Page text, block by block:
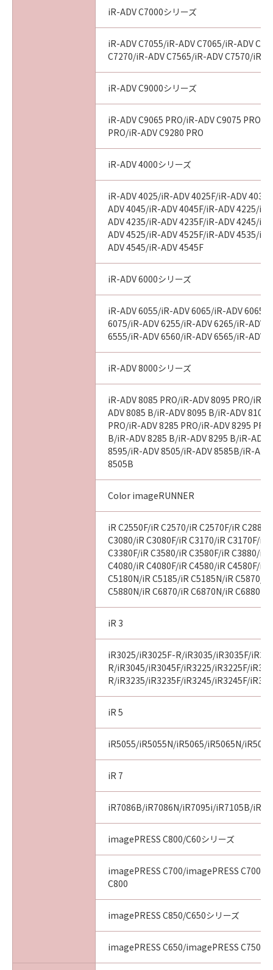
iR-ADV C7000シリーズ
iR-ADV C7055/iR-ADV C7065/iR-ADV
C7270/iR-ADV C7565/iR-ADV C7570/iR-
iR-ADV C9000シリーズ
iR-ADV C9065 PRO/iR-ADV C9075 PRO/
PRO/iR-ADV C9280 PRO
iR-ADV 4000シリーズ
iR-ADV 4025/iR-ADV 4025F/iR-ADV
ADV 4045/iR-ADV 4045F/iR-ADV 4225/
ADV 4235/iR-ADV 4235F/iR-ADV 4245/
ADV 4525/iR-ADV 4525F/iR-ADV 4535/
ADV 4545/iR-ADV 4545F
iR-ADV 6000シリーズ
iR-ADV 6055/iR-ADV 6065/iR-ADV 6065-
6075/iR-ADV 6255/iR-ADV 6265/iR-ADV
6555/iR-ADV 6560/iR-ADV 6565/iR-ADV
iR-ADV 8000シリーズ
iR-ADV 8085 PRO/iR-ADV 8095 PRO/iR-
ADV 8085 B/iR-ADV 8095 B/iR-ADV 8105
PRO/iR-ADV 8285 PRO/iR-ADV 8295
B/iR-ADV 8285 B/iR-ADV 8295 B/iR-ADV
8595/iR-ADV 8505/iR-ADV 8585B/iR-
8505B
Color imageRUNNER
iR C2550F/iR C2570/iR C2570F/iR
C3080/iR C3080F/iR C3170/iR C3170F/iR
C3380F/iR C3580/iR C3580F/iR C3880/iR
C4080/iR C4080F/iR C4580/iR C4580F/iR
C5180N/iR C5185/iR C5185N/iR C5870/
C5880N/iR C6870/iR C6870N/iR C6880N
iR 3
iR3025/iR3025F-R/iR3035/iR3035F/
R/iR3045/iR3045F/iR3225/iR3225F/
R/iR3235/iR3235F/iR3245/iR3245F/
iR 5
iR5055/iR5055N/iR5065/iR5065N/
iR 7
iR7086B/iR7086N/iR7095i/iR7105B/
imagePRESS C800/C60シリーズ
imagePRESS C700/imagePRESS C700L/
C800
imagePRESS C850/C650シリーズ
imagePRESS C650/imagePRESS C750/